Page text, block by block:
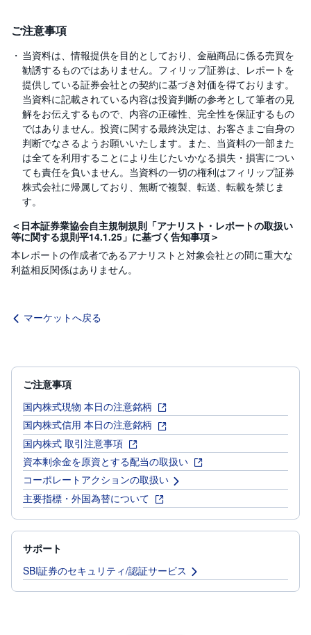
ご注意事項
当資料は、情報提供を目的としており、金融商品に係る売買を
勧誘するものではありません。フィリップ証券は、レポートを
提供している証券会社との契約に基づき対価を得ております。
当資料に記載されている内容は投資判断の参考として筆者の見
解をお伝えするもので、内容の正確性、完全性を保証するもの
ではありません。投資に関する最終決定は、お客さまご自身の
判断でなさるようお願いいたします。また、当資料の一部また
は全てを利用することにより生じたいかなる損失・損害につい
ても責任を負いません。当資料の一切の権利はフィリップ証券
株式会社に帰属しており、無断で複製、転送、転載を禁じま
す。
＜日本証券業協会自主規制規則「アナリスト・レポートの取扱い
等に関する規則平14.1.25」に基づく告知事項＞
本レポートの作成者であるアナリストと対象会社との間に重大な
利益相反関係はありません。
マーケットへ戻る
ご注意事項
国内株式現物 本日の注意銘柄
国内株式信用 本日の注意銘柄
国内株式 取引注意事項
資本剰余金を原資とする配当の取扱い
コーポレートアクションの取扱い
主要指標・外国為替について
サポート
SBI証券のセキュリティ/認証サービス